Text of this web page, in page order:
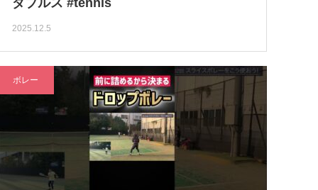
ダブルス #tennis
2025.12.5
ボレー